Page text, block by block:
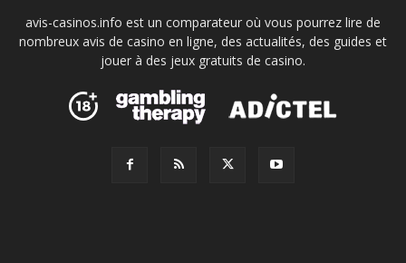
avis-casinos.info est un comparateur où vous pourrez lire de
nombreux avis de casino en ligne, des actualités, des guides et
jouer à des jeux gratuits de casino.